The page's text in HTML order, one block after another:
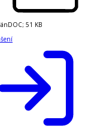
DOC; 51 KB